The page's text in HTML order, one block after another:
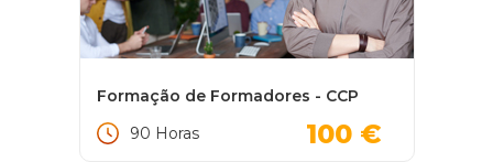
Formação de Formadores - CCP
90 Horas
100 €